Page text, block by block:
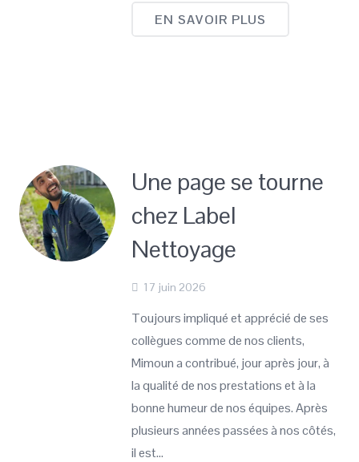
EN SAVOIR PLUS
Une page se tourne
chez Label
Nettoyage
17 juin 2026
Toujours impliqué et apprécié de ses
collègues comme de nos clients,
Mimoun a contribué, jour après jour, à
la qualité de nos prestations et à la
bonne humeur de nos équipes. Après
plusieurs années passées à nos côtés,
il est…